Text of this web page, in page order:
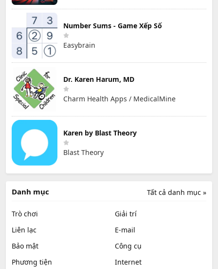
Number Sums - Game Xếp Số
Easybrain
Dr. Karen Harum, MD
Charm Health Apps / MedicalMine
Karen by Blast Theory
Blast Theory
Tất cả danh mục »
Danh mục
Trò chơi
Giải trí
Liên lạc
E-mail
Bảo mật
Công cụ
Phương tiện
Internet